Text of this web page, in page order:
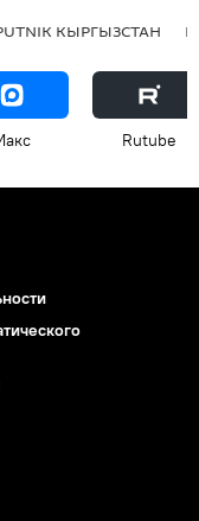
КЫРГЫЗСТАН
Rutube